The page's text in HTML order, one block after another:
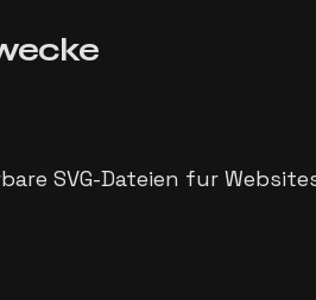
SVG-Dateien fur